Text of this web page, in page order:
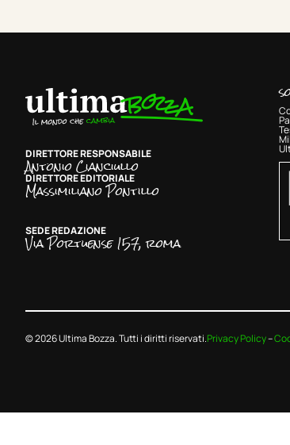
DIRETTORE RESPONSABILE
Antonio Cianciullo
DIRETTORE EDITORIALE
Massimiliano Pontillo
SEDE REDAZIONE
Via Portuense 157, roma
© 2026 Ultima Bozza. Tutti i diritti riservati.Privacy Policy–